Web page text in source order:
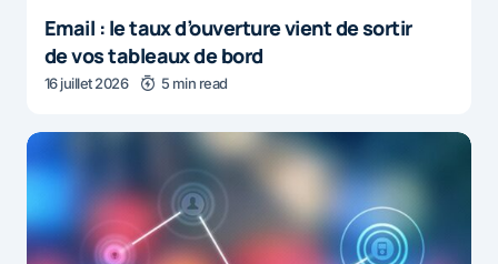
Email : le taux d’ouverture vient de sortir
de vos tableaux de bord
16 juillet 2026 5 min read